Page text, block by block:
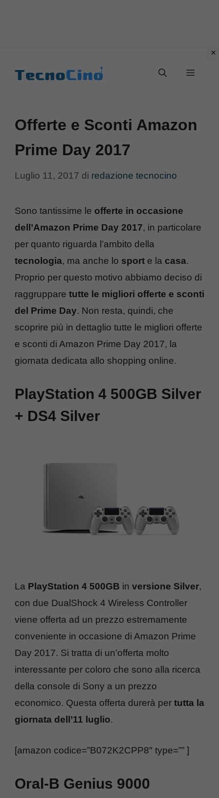
Menu
Offerte e Sconti Amazon
Prime Day 2017
Luglio 11, 2017 di redazione tecnocino
Sono tantissime le offerte in occasione
dell’Amazon Prime Day 2017, in particolare
per quanto riguarda l’ambito della
tecnologia, ma anche lo sport e la casa.
Proprio per questo motivo abbiamo deciso di
raggruppare tutte le migliori offerte e sconti
del Prime Day. Non resta, quindi, che
scoprire più in dettaglio tutte le migliori offerte
e sconti di Amazon Prime Day 2017, la
giornata dedicata allo shopping online.
PlayStation 4 500GB Silver
+ DS4 Silver
La PlayStation 4 500GB in versione Silver,
con due DualShock 4 Wireless Controller
viene offerta ad un prezzo estremamente
conveniente in occasione di Amazon Prime
Day 2017. Si tratta di un’offerta molto
interessante per coloro che sono alla ricerca
della console di Sony a un prezzo
economico. Questa offerta durerà per tutta la
giornata dell’11 luglio.
[amazon codice=”B072K2CPP8″ type=”” ]
Oral-B Genius 9000